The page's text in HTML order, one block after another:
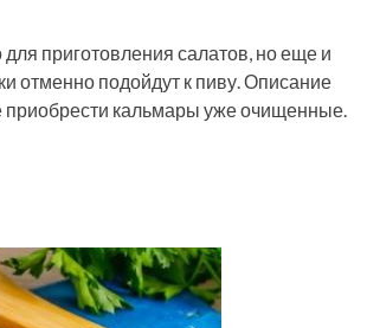
приготовления салатов, но еще и
отменно подойдут к пиву. Описание
приобрести кальмары уже очищенные.